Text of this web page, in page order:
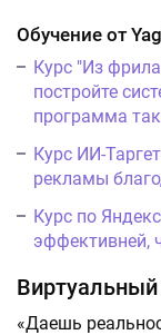
Обучение от
Курс "Из
постройте
программа
Курс ИИ-
рекламы
Курс по
эффективней,
«Даешь